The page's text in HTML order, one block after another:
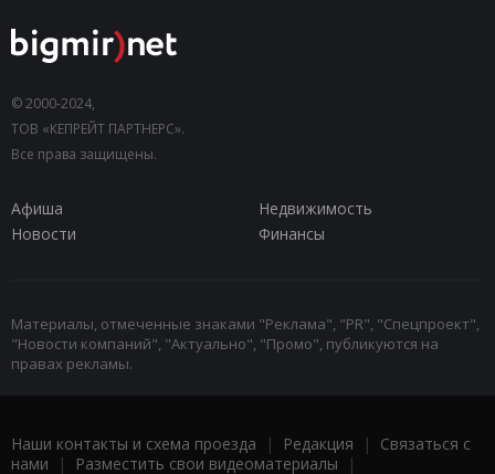
© 2000-2024,
ТОВ «КЕПРЕЙТ ПАРТНЕРС».
Все права защищены.
Афиша
Недвижимость
Новости
Финансы
Материалы, отмеченные знаками "Реклама", "PR", "Спецпроект",
"Новости компаний", "Актуально", "Промо", публикуются на
правах рекламы.
Наши контакты и схема проезда | Редакция | Связаться с
нами | Разместить свои видеоматериалы |